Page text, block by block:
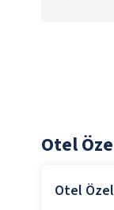
Otel
Otel